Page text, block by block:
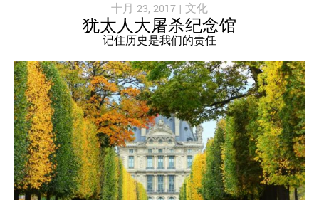
十月 23, 2017 | 文化
犹太人大屠杀纪念馆
记住历史是我们的责任